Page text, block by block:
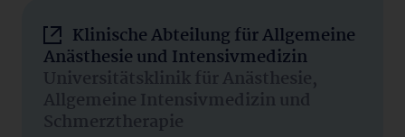
Klinische Abteilung für Allgemeine
Anästhesie und Intensivmedizin
Universitätsklinik für Anästhesie,
Allgemeine Intensivmedizin und
Schmerztherapie